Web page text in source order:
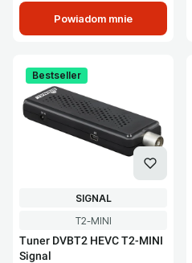
Powiadom mnie
Bestseller
Kod produktu
T2-MINI
Tuner DVBT2 HEVC T2-MINI
Signal
PRODUCENT
SIGNAL